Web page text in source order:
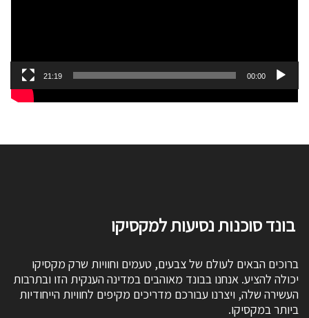
00:00
21:19
בונד סוכנות נסיעות למקסיקו
ברוכים הבאים לעולם של צבעים, טעמים וחוויות שרק מקסיקו
יכולה להציע. אנחנו בבונד מאוהבים במדינה הענקית הזו ובתרבות
העשירה שלה, ויצרנו עבורכם מדריכים מקיפים לחוויות הייחודיות
ביותר במקסיקו.